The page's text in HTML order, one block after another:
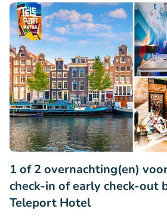
1 of 2 overnachting(en)
check-in of early check-out
Teleport Hotel